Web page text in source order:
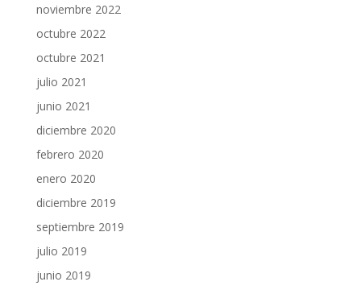
noviembre 2022
octubre 2022
octubre 2021
julio 2021
junio 2021
diciembre 2020
febrero 2020
enero 2020
diciembre 2019
septiembre 2019
julio 2019
junio 2019